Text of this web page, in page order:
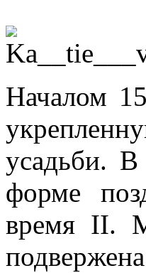
Началом
усадьби.
форме
время II.